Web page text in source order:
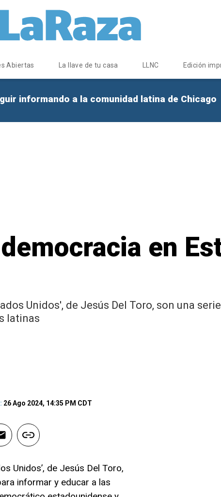
Abiertas La llave de tu casa LLNC Edición
informando a la comunidad latina de Chicago
en
Unidos', de Jesús Del Toro, son una
latinas
26 Ago 2024, 14:35 PM CDT
Unidos’, de Jesús Del Toro,
informar y educar a las